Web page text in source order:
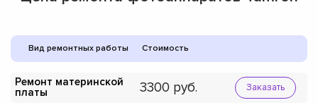
Вид ремонтных работы Стоимость
Ремонт материнской
платы
3300 Заказать